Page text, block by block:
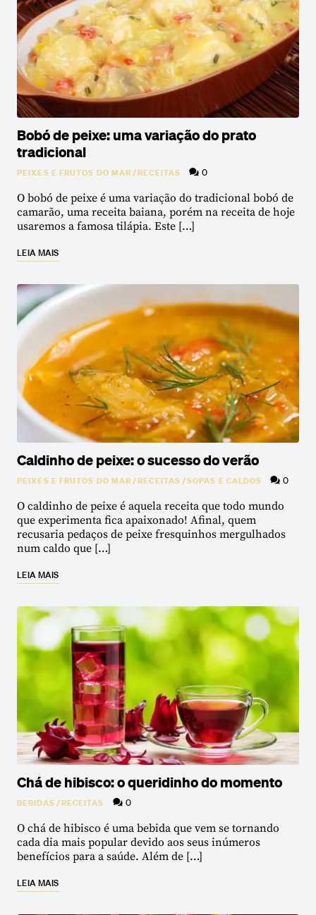
Bobó de peixe: uma variação do prato
tradicional
PEIXES E FRUTOS DO MAR/RECEITAS 0
O bobó de peixe é uma variação do tradicional bobó de
camarão, uma receita baiana, porém na receita de hoje
usaremos a famosa tilápia. Este […]
LEIA MAIS
Caldinho de peixe: o sucesso do verão
PEIXES E FRUTOS DO MAR/RECEITAS/SOPAS E CALDOS 0
O caldinho de peixe é aquela receita que todo mundo
que experimenta fica apaixonado! Afinal, quem
recusaria pedaços de peixe fresquinhos mergulhados
num caldo que […]
LEIA MAIS
Chá de hibisco: o queridinho do momento
BEBIDAS/RECEITAS 0
O chá de hibisco é uma bebida que vem se tornando
cada dia mais popular devido aos seus inúmeros
benefícios para a saúde. Além de […]
LEIA MAIS